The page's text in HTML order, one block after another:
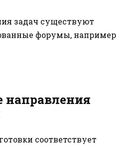
задач существуют
форумы, например
направления
соответствует